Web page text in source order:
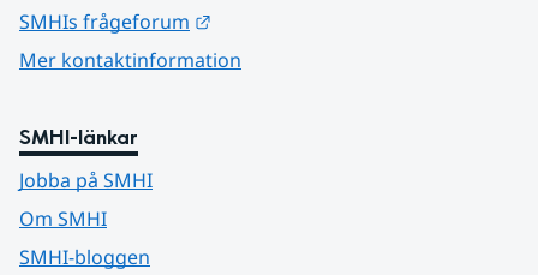
SMHIs frågeforum
Mer kontaktinformation
SMHI-länkar
Jobba på SMHI
Om SMHI
SMHI-bloggen